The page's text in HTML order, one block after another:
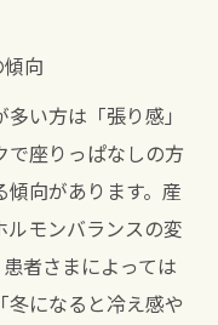
向
い方は「張り感」
で座りっぱなしの方
向があります。産
モンバランスの変
者さまによっては
冬になると冷え感や